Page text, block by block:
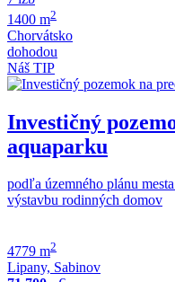
1400 m2
Chorvátsko
dohodou
Náš TIP
Investičný
aquaparku
podľa územného plánu
výstavbu rodinných domov
4779 m2
Lipany, Sabinov